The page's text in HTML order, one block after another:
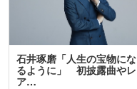
石井琢磨「人生の宝物にな
るように」 初披露曲やレ
ア…